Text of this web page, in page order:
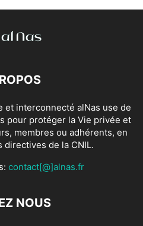
et interconnecté alNas use de
pour protéger la Vie privée et
membres ou adhérents, en
directives de la CNIL.
contact[@]alnas.fr
NOUS